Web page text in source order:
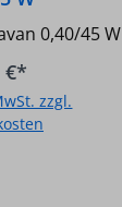
0,40/45 W
€*
zzgl.